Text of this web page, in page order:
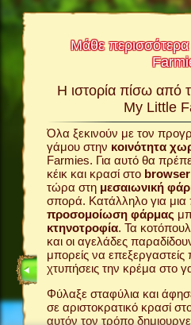
Μάθε
όλα
Η ιστορία πίσω από
My Little
Όλα ξεκινούν με τον
γάμου στην κοινότητα
Farmies. Για αυτό θα
κέικ και κρασί στο browser
τώρα στη μεσαιωνική
σπορά. Κατάλληλο για μια
προσομοίωση φάρμας
κτηνοτροφία. Τα
και οι αγελάδες
μπορείς να επεξεργαστείς
χτυπήσεις την κρέμα στο
Φύλαξε σταφύλια και
σε αριστοκρατικό κρασί
αυτόν τον τρόπο